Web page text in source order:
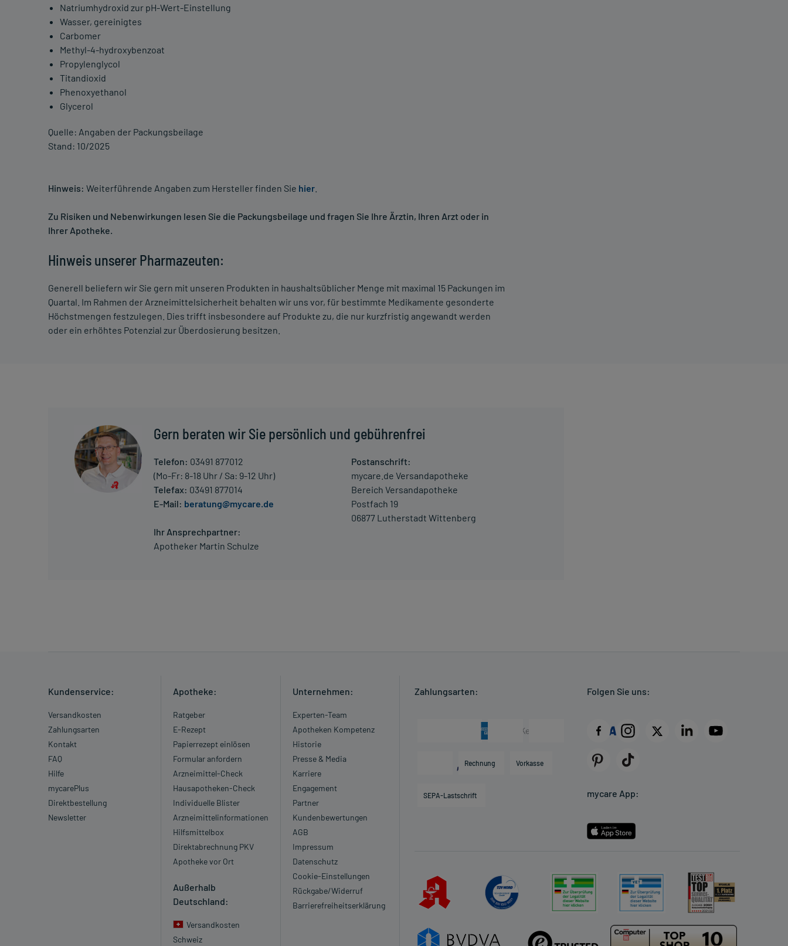
Natriumhydroxid zur pH-Wert-Einstellung
Wasser, gereinigtes
Carbomer
Methyl-4-hydroxybenzoat
Propylenglycol
Titandioxid
Phenoxyethanol
Glycerol
Quelle: Angaben der Packungsbeilage
Stand: 10/2025
Hinweis: Weiterführende Angaben zum Hersteller finden Sie hier
Zu Risiken und Nebenwirkungen lesen Sie die Packungsbeilage und fragen Sie Ihre Ärztin, Ihren Arzt oder in
Ihrer Apotheke.
Hinweis unserer Pharmazeuten:
Generell beliefern wir Sie gern mit unseren Produkten in haushaltsüblicher Menge mit maximal 15 Packungen im
Quartal. Im Rahmen der Arzneimittelsicherheit behalten wir uns vor, für bestimmte Medikamente gesonderte
Höchstmengen festzulegen. Dies trifft insbesondere auf Produkte zu, die nur kurzfristig angewandt werden
oder ein erhöhtes Potenzial zur Überdosierung besitzen.
Gern beraten wir Sie persönlich und gebührenfrei
Telefon: 03491 877012
(Mo-Fr: 8-18 Uhr / Sa: 9-12 Uhr)
Telefax: 03491 877014
E-Mail: beratung@mycare.de
Ihr Ansprechpartner:
Apotheker Martin Schulze
Postanschrift:
mycare.de Versandapotheke
Bereich Versandapotheke
Postfach 19
06877 Lutherstadt Wittenberg
Kundenservice:
Versandkosten
Zahlungsarten
Kontakt
FAQ
Hilfe
mycarePlus
Direktbestellung
Newsletter
Apotheke:
Ratgeber
E-Rezept
Papierrezept einlösen
Formular anfordern
Arzneimittel-Check
Hausapotheken-Check
Individuelle Blister
Arzneimittelinformationen
Hilfsmittelbox
Direktabrechnung PKV
Apotheke vor Ort
Außerhalb
Deutschland:
Versandkosten
Schweiz
Unternehmen:
Experten-Team
Apotheken Kompetenz
Historie
Presse & Media
Karriere
Engagement
Partner
Kundenbewertungen
AGB
Impressum
Datenschutz
Cookie-Einstellungen
Rückgabe/Widerruf
Barrierefreiheitserklärung
Zahlungsarten:
Rechnung Vorkasse
SEPA-Lastschrift
Folgen Sie uns:
mycare App: